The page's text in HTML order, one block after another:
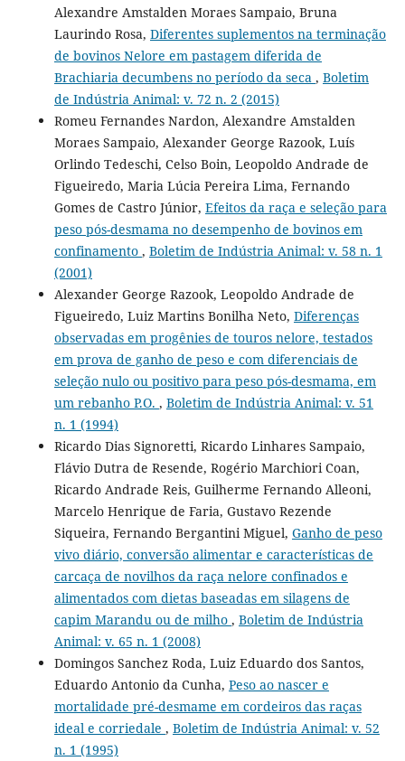
Alexandre Amstalden Moraes Sampaio, Bruna
Laurindo Rosa, Diferentes suplementos na terminação
de bovinos Nelore em pastagem diferida de
Brachiaria decumbens no período da seca , Boletim
de Indústria Animal: v. 72 n. 2 (2015)
Romeu Fernandes Nardon, Alexandre Amstalden
Moraes Sampaio, Alexander George Razook, Luís
Orlindo Tedeschi, Celso Boin, Leopoldo Andrade de
Figueiredo, Maria Lúcia Pereira Lima, Fernando
Gomes de Castro Júnior, Efeitos da raça e seleção para
peso pós-desmama no desempenho de bovinos em
confinamento , Boletim de Indústria Animal: v. 58 n. 1
(2001)
Alexander George Razook, Leopoldo Andrade de
Figueiredo, Luiz Martins Bonilha Neto, Diferenças
observadas em progênies de touros nelore, testados
em prova de ganho de peso e com diferenciais de
seleção nulo ou positivo para peso pós-desmama, em
um rebanho P.O. , Boletim de Indústria Animal: v. 51
n. 1 (1994)
Ricardo Dias Signoretti, Ricardo Linhares Sampaio,
Flávio Dutra de Resende, Rogério Marchiori Coan,
Ricardo Andrade Reis, Guilherme Fernando Alleoni,
Marcelo Henrique de Faria, Gustavo Rezende
Siqueira, Fernando Bergantini Miguel, Ganho de peso
vivo diário, conversão alimentar e características de
carcaça de novilhos da raça nelore confinados e
alimentados com dietas baseadas em silagens de
capim Marandu ou de milho , Boletim de Indústria
Animal: v. 65 n. 1 (2008)
Domingos Sanchez Roda, Luiz Eduardo dos Santos,
Eduardo Antonio da Cunha, Peso ao nascer e
mortalidade pré-desmame em cordeiros das raças
ideal e corriedale , Boletim de Indústria Animal: v. 52
n. 1 (1995)